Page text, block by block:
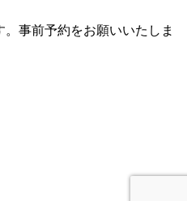
事前予約をお願いいたしま